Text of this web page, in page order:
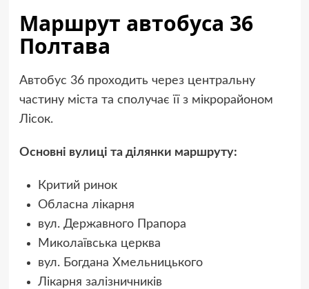
Маршрут автобуса 36
Полтава
Автобус 36 проходить через центральну
частину міста та сполучає її з мікрорайоном
Лісок.
Основні вулиці та ділянки маршруту:
Критий ринок
Обласна лікарня
вул. Державного Прапора
Миколаївська церква
вул. Богдана Хмельницького
Лікарня залізничників